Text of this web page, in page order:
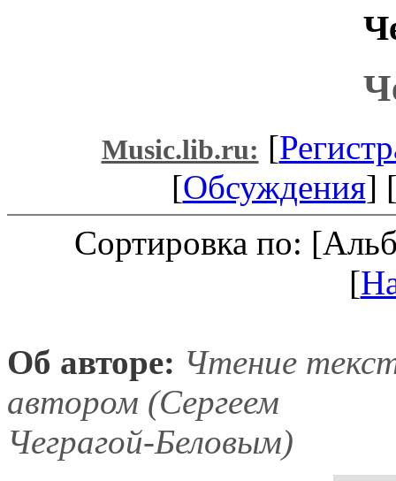
Music.lib.ru: [
[Обсуждения]
Сортировка по:
[
Об авторе: Чтение
автором (Сергеем
Чеграгой-Беловым)